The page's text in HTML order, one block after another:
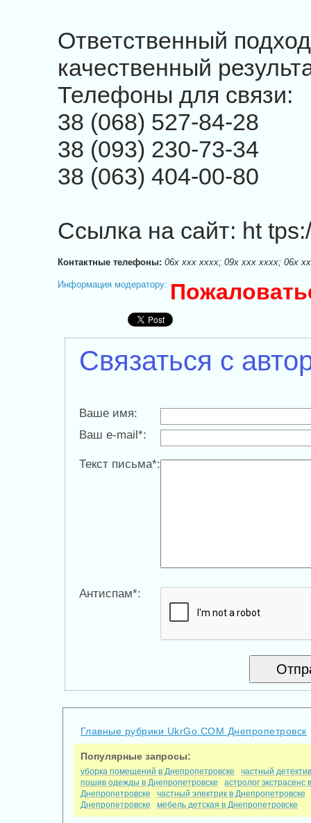
Ответственный
качественный
Телефоны для связи:
38 (068) 527-84-28
38 (093) 230-73-34
38 (063) 404-00-80
Ссылка на сайт: ht
Контактные телефоны:06x xxx xxxx; 09x xxx xxxx; 06x
Информация модератору:
Связаться с
Ваше имя:
Ваш e-mail*:
Текст письма*:
Антиспам*:
Главные рубрики UkrGo.COM Днепропетровск
Популярные запросы:
уборка помещений в Днепропетровске
частный
пошив одежды в Днепропетровске
астролог экстрасенс
Днепропетровске
частный электрик в Днепропетровске
Днепропетровске
мебель детская в Днепропетровске